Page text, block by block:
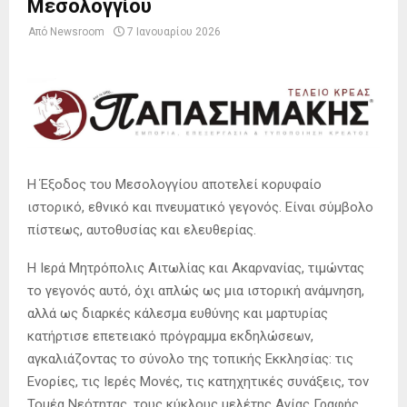
Μεσολογγίου
Από Newsroom 7 Ιανουαρίου 2026
Η Έξοδος του Μεσολογγίου αποτελεί κορυφαίο
ιστορικό, εθνικό και πνευματικό γεγονός. Είναι σύμβολο
πίστεως, αυτοθυσίας και ελευθερίας.
Η Ιερά Μητρόπολις Αιτωλίας και Ακαρνανίας, τιμώντας
το γεγονός αυτό, όχι απλώς ως μια ιστορική ανάμνηση,
αλλά ως διαρκές κάλεσμα ευθύνης και μαρτυρίας
κατήρτισε επετειακό πρόγραμμα εκδηλώσεων,
αγκαλιάζοντας το σύνολο της τοπικής Εκκλησίας: τις
Ενορίες, τις Ιερές Μονές, τις κατηχητικές συνάξεις, τον